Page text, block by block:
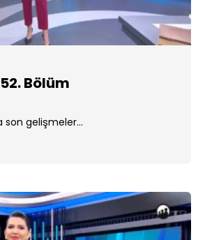
Bölüm
son gelişmeler...